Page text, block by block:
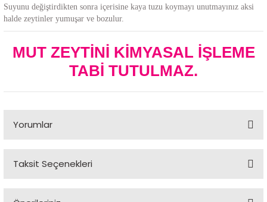
Suyunu değiştirdikten sonra içerisine kaya tuzu koymayı unutmayınız aksi
halde zeytinler yumuşar ve bozulur.
MUT ZEYTİNİ KİMYASAL İŞLEME
TABİ TUTULMAZ.
Yorumlar
Bu ürüne ilk yorumu siz yapın!
Taksit Seçenekleri